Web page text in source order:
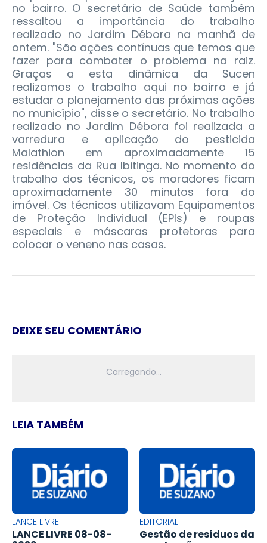
no bairro. O secretário de Saúde também
ressaltou a importância do trabalho
realizado no Jardim Débora na manhã de
ontem. "São ações contínuas que temos que
fazer para combater o problema na raiz.
Graças a esta dinâmica da Sucen
realizamos o trabalho aqui no bairro e já
estudar o planejamento das próximas ações
no município", disse o secretário. No trabalho
realizado no Jardim Débora foi realizada a
varredura e aplicação do pesticida
Malathion em aproximadamente 15
residências da Rua Ibitinga. No momento do
trabalho dos técnicos, os moradores ficam
aproximadamente 30 minutos fora do
imóvel. Os técnicos utilizavam Equipamentos
de Proteção Individual (EPIs) e roupas
especiais e máscaras protetoras para
colocar o veneno nas casas.
DEIXE SEU COMENTÁRIO
LEIA TAMBÉM
LANCE LIVRE
LANCE LIVRE 08-08-
EDITORIAL
Gestão de resíduos da